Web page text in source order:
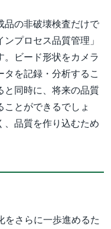
品の非破壊検査だけで
プロセス品質管理」
ビード形状をカメラ
を記録・分析するこ
と同時に、将来の品質
とができるでしょ
、品質を作り込むため
をさらに一歩進めるた